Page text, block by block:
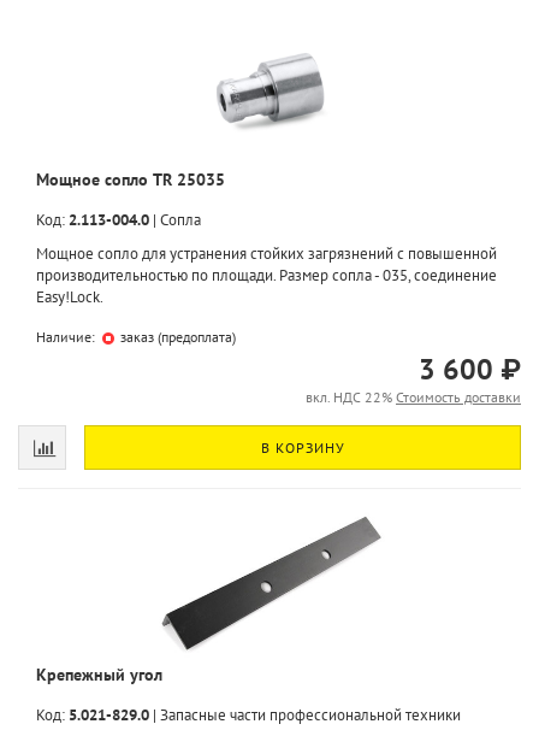
Мощное сопло TR 25035
Код: 2.113-004.0 | Сопла
Мощное сопло для устранения стойких загрязнений с повышенной
производительностью по площади. Размер сопла - 035, соединение
Easy!Lock.
Наличие: заказ (предоплата)
3 600 ₽
вкл. НДС 22% Стоимость доставки
В КОРЗИНУ
Крепежный угол
Код: 5.021-829.0 | Запасные части профессиональной техники